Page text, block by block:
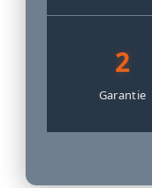
2
Garantie